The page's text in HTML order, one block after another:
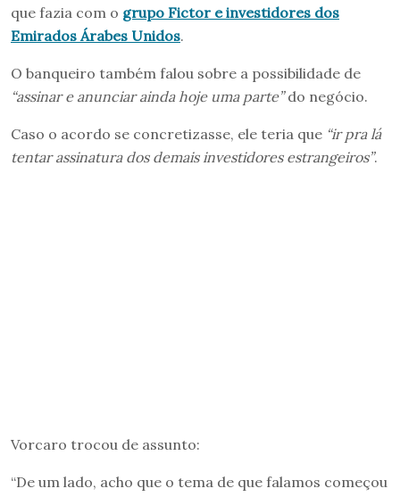
que fazia com o grupo Fictor e investidores dos
Emirados Árabes Unidos.
O banqueiro também falou sobre a possibilidade de
“assinar e anunciar ainda hoje uma parte”do negócio.
Caso o acordo se concretizasse, ele teria que “ir pra lá
tentar assinatura dos demais investidores estrangeiros”.
Vorcaro trocou de assunto:
“De um lado, acho que o tema de que falamos começou